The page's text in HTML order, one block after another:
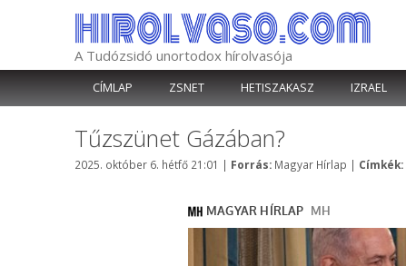
A Tudózsidó unortodox hírolvasója
CÍMLAP ZSNET HETISZAKASZ IZRAEL
Tűzszünet Gázában?
2025. október 6. hétfő 21:01 | Forrás: Kategória
Magyar Hírlap | Címkék: